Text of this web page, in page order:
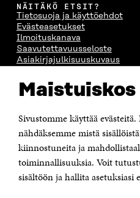
Maistuiskos
Sivustomme käyttää
nähdäksemme mistä
kiinnostuneita ja
toiminnallisuuksia. Voit
sisältöön ja hallita asetuksiasi
NÄITÄKÖ ETSIT?
Tietosuoja ja käyttöehdot
Evästeasetukset
Ilmoituskanava
Saavutettavuusseloste
Asiakirjajulkisuuskuvaus
Suomen itsenäisyyden
Itämerenkatu 11-13, PL 160,
00181 Helsinki
Puhelin +358 294 618 991
Sähköpostiosoite
etunimi.sukunimi@sitra.fi